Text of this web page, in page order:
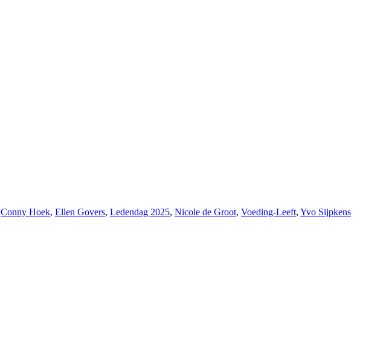
Conny Hoek, Ellen Govers, Ledendag 2025, Nicole de Groot, Voeding-Leeft, Yvo Sijpkens